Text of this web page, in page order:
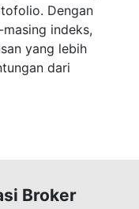
Dengan
indeks,
yang lebih
dari
Broker